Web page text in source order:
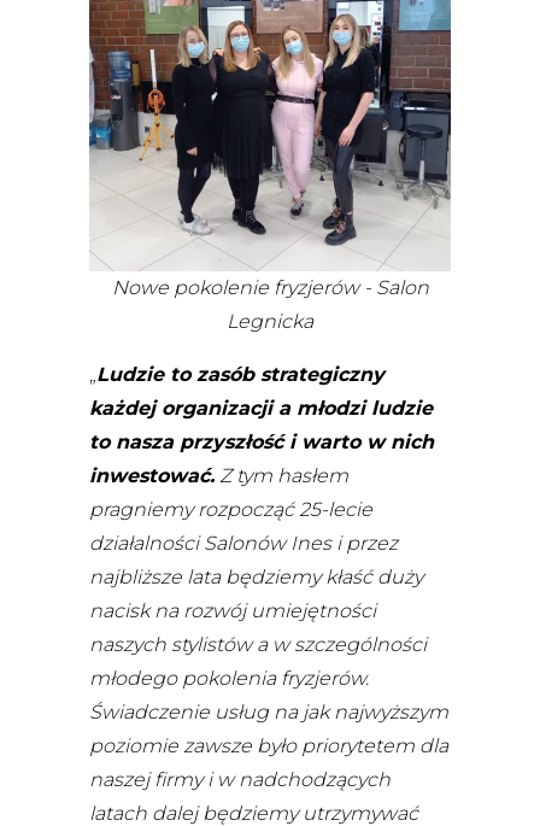
Nowe pokolenie fryzjerów - Salon
Legnicka
„Ludzie to zasób strategiczny
każdej organizacji a młodzi ludzie
to nasza przyszłość i warto w nich
inwestować. Z tym hasłem
pragniemy rozpocząć 25-lecie
działalności Salonów Ines i przez
najbliższe lata będziemy kłaść duży
nacisk na rozwój umiejętności
naszych stylistów a w szczególności
młodego pokolenia fryzjerów.
Świadczenie usług na jak najwyższym
poziomie zawsze było priorytetem dla
naszej firmy i w nadchodzących
latach dalej będziemy utrzymywać